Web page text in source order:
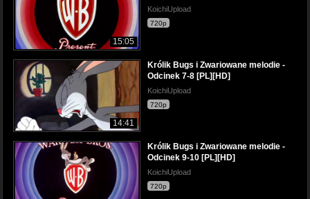
15:05
KoichiUpload
720p
14:41
Królik Bugs i Zwariowane melodie -
Odcinek 7-8 [PL][HD]
KoichiUpload
720p
Królik Bugs i Zwariowane melodie -
Odcinek 9-10 [PL][HD]
KoichiUpload
720p